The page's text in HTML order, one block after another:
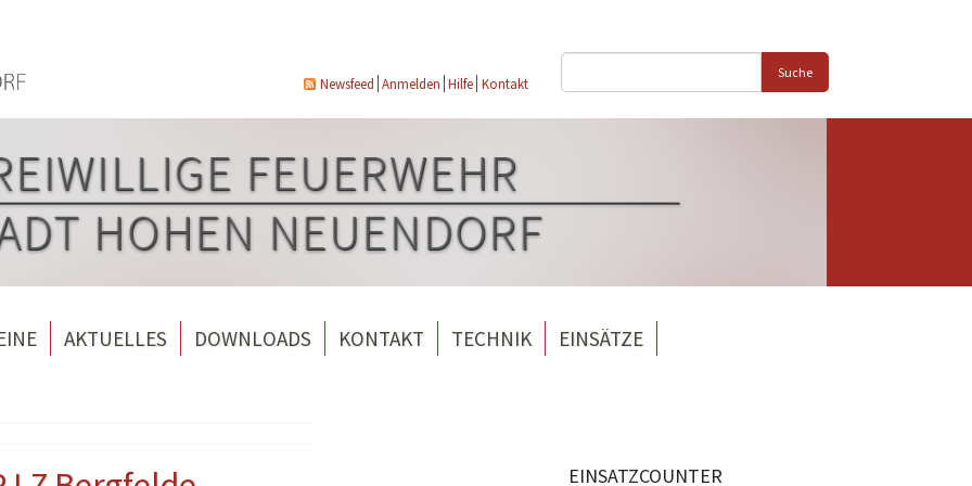
Newsfeed Anmelden Hilfe Kontakt
Suche
AKTUELLES DOWNLOADS KONTAKT TECHNIK EINSÄTZE
EINSATZCOUNTER